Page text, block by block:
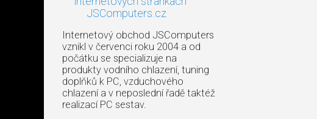
JSComputers.cz
Internetový obchod JSComputers
vznikl v červenci roku 2004 a od
počátku se specializuje na
produkty vodního chlazení, tuning
doplňků k PC, vzduchového
chlazení a v neposlední řadě taktéž
realizací PC sestav.